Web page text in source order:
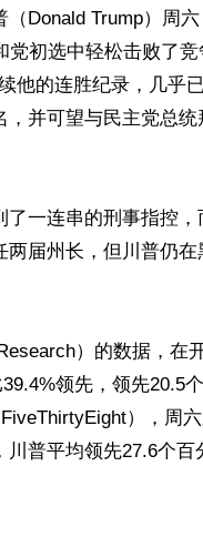
（Donald Trump）周
党初选中轻松击败了竞
他的连胜纪录，几乎
，并可望与民主党总统
了一连串的刑事指控，
届州长，但川普仍在
）的数据，在
领先，领先20.5
），周
普平均领先27.6个百